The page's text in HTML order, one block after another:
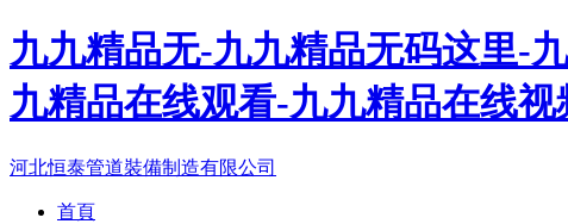
九九精品无-九九精品无码这里-
九精品在线观看-九九精品在线
河北恒泰管道裝備制造有限公司
首頁